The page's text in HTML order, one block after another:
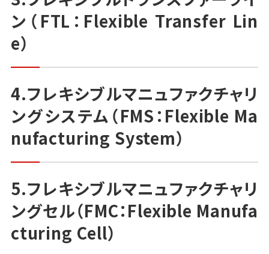
ン（FTL：Flexible Transfer Lin
e）
4.フレキシブルマニュファクチャリ
ングシステム（FMS：Flexible Ma
nufacturing System）
5.フレキシブルマニュファクチャリ
ングセル（FMC：Flexible Manufa
cturing Cell）